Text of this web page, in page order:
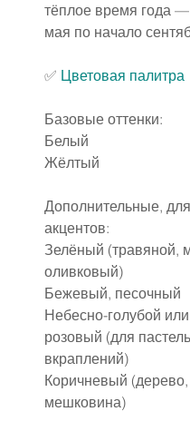
тёплое время года —
мая по начало
✅ Цветовая палитра
Базовые оттенки:
Белый
Жёлтый
Дополнительные, для
акцентов:
Зелёный (травяной,
оливковый)
Бежевый, песочный
Небесно-голубой
розовый (для
вкраплений)
Коричневый (дерево,
мешковина)